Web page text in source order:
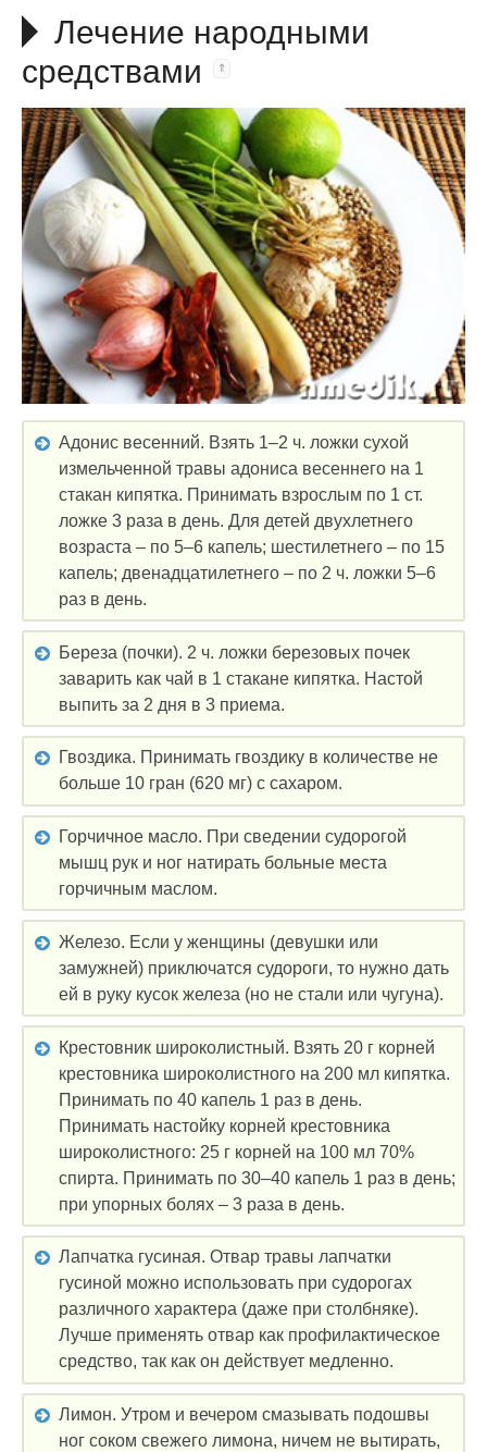
Лечение народными
средствами
Адонис весенний. Взять 1–2 ч. ложки сухой
измельченной травы адониса весеннего на 1
стакан кипятка. Принимать взрослым по 1 ст.
ложке 3 раза в день. Для детей двухлетнего
возраста – по 5–6 капель; шестилетнего – по 15
капель; двенадцатилетнего – по 2 ч. ложки 5–6
раз в день.
Береза (почки). 2 ч. ложки березовых почек
заварить как чай в 1 стакане кипятка. Настой
выпить за 2 дня в 3 приема.
Гвоздика. Принимать гвоздику в количестве не
больше 10 гран (620 мг) с сахаром.
Горчичное масло. При сведении судорогой
мышц рук и ног натирать больные места
горчичным маслом.
Железо. Если у женщины (девушки или
замужней) приключатся судороги, то нужно дать
ей в руку кусок железа (но не стали или чугуна).
Крестовник широколистный. Взять 20 г корней
крестовника широколистного на 200 мл кипятка.
Принимать по 40 капель 1 раз в день.
Принимать настойку корней крестовника
широколистного: 25 г корней на 100 мл 70%
спирта. Принимать по 30–40 капель 1 раз в день;
при упорных болях – 3 раза в день.
Лапчатка гусиная. Отвар травы лапчатки
гусиной можно использовать при судорогах
различного характера (даже при столбняке).
Лучше применять отвар как профилактическое
средство, так как он действует медленно.
Лимон. Утром и вечером смазывать подошвы
ног соком свежего лимона, ничем не вытирать,